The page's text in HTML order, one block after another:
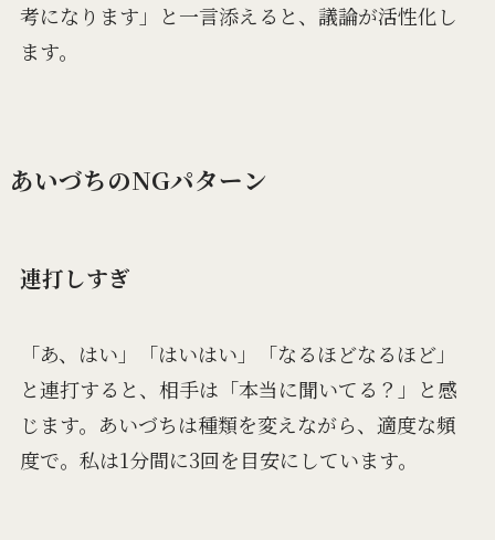
考になります」と一言添えると、議論が活性化し
ます。
あいづちのNGパターン
連打しすぎ
「あ、はい」「はいはい」「なるほどなるほど」
と連打すると、相手は「本当に聞いてる？」と感
じます。あいづちは種類を変えながら、適度な頻
度で。私は1分間に3回を目安にしています。